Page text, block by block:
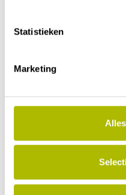
Statistieken
Marketing
tmr_lvi